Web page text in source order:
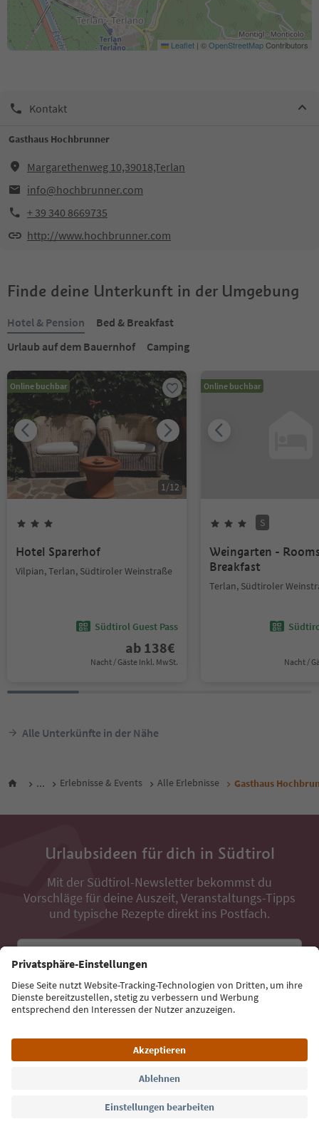
Leaflet | ©OpenStreetMapContributors
Kontakt
Gasthaus Hochbrunner
Margarethenweg 10,39018,Terlan
info@hochbrunner.com
+ 39 340 8669735
http://www.hochbrunner.com
Finde deine Unterkunft in der Umgebung
Hotel & Pension
Bed & Breakfast
Urlaub auf dem Bauernhof
Camping
Online buchbar
1/12
Hotel Sparerhof
Vilpian, Terlan, Südtiroler Weinstraße
Südtirol Guest Pass
ab 138€
Nacht / Gäste Inkl. MwSt.
Online buchbar
S
Weingarten -
Breakfast
Terlan, Südtiroler
Nacht /
Alle Unterkünfte in der Nähe
... Erlebnisse & Events Alle Erlebnisse Gasthaus
Urlaubsideen für dich in Südtirol
Mit der Südtirol-Newsletter bekommst du
Vorschläge für deine Auszeit, Veranstaltungs-Tipps
und typische Rezepte direkt ins Postfach.
Jetzt anmelden